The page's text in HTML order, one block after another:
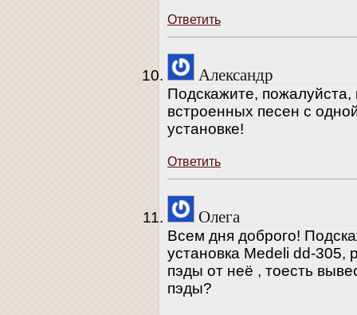
Ответить
Александр
Подскажите, пожалуйста,
встроенных песен с
установке!
Ответить
Олега
Всем дня доброго!
установка Medeli dd-305,
пэды от неё , тоесть
пэды?